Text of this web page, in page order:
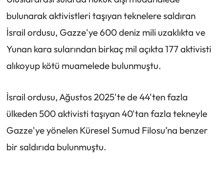
bulunarak aktivistleri taşıyan teknelere saldıran
İsrail ordusu, Gazze'ye 600 deniz mili uzaklıkta ve
Yunan kara sularından birkaç mil açıkta 177 aktivisti
alıkoyup kötü muamelede bulunmuştu.
İsrail ordusu, Ağustos 2025'te de 44'ten fazla
ülkeden 500 aktivisti taşıyan 40'tan fazla tekneyle
Gazze'ye yönelen Küresel Sumud Filosu’na benzer
bir saldırıda bulunmuştu.